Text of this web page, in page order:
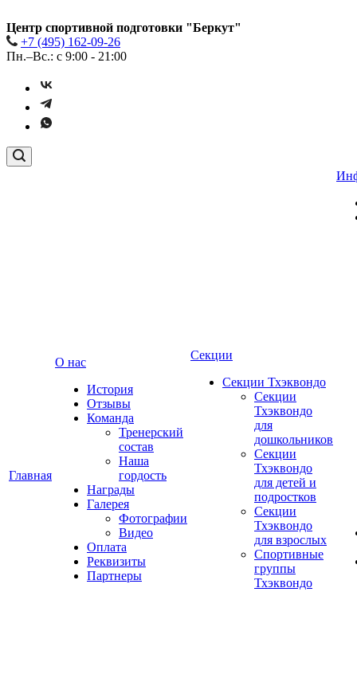
Центр спортивной подготовки "Беркут"
+7 (495) 162-09-26
Пн.–Вс.: с 9:00 - 21:00
Главная
О нас
История
Отзывы
Команда
Тренерский
состав
Наша
гордость
Награды
Галерея
Фотографии
Видео
Оплата
Реквизиты
Партнеры
Секции
Секции Тхэквондо
Секции
Тхэквондо
для
дошкольников
Секции
Тхэквондо
для детей и
подростков
Секции
Тхэквондо
для взрослых
Спортивные
группы
Тхэквондо